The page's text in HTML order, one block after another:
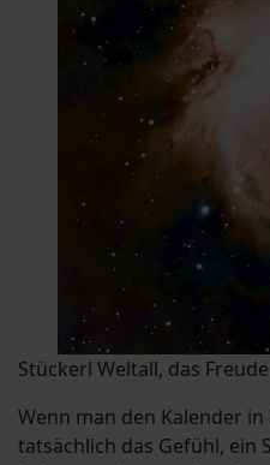
Stückerl Weltall, das
Wenn man den Kalender
tatsächlich das Gefühl, ein